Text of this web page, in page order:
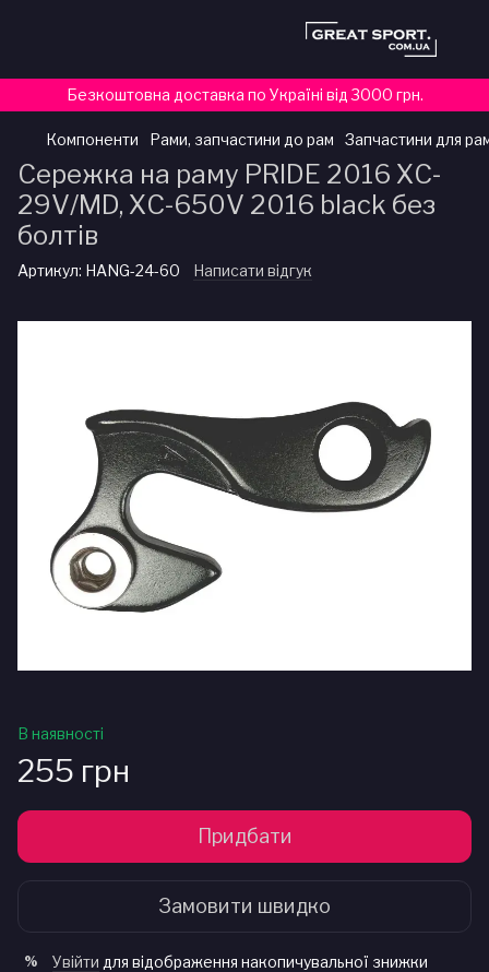
Безкоштовна доставка по Україні від 3000 грн.
Компоненти Рами, запчастини до рам Запчастини для
Сережка на раму PRIDE 2016 XC-
29V/MD, XC-650V 2016 black без
болтів
Артикул: HANG-24-60 Написати відгук
В наявності
255 грн
Придбати
Замовити швидко
% Увійти для відображення накопичувальної знижки